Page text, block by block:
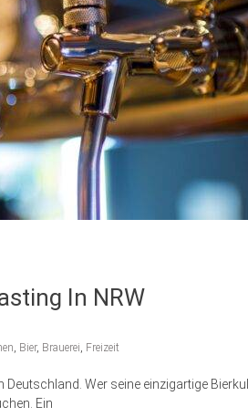
In NRW
, Bier, Brauerei, Freizeit
Wer seine einzigartige
Ein